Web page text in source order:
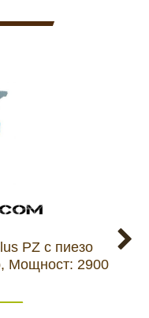
PZ с пиезо
Мощност: 2900